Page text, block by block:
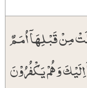
مِنۡ قَبۡلِہَاۤ اُمَمٌ
وَ ہُمۡ یَکۡفُرُوۡنَ